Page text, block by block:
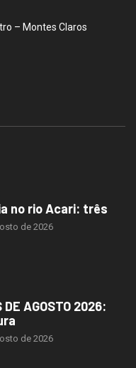
– Montes Claros
no rio Acari: três
de 2026
DE AGOSTO 2026:
de 2026